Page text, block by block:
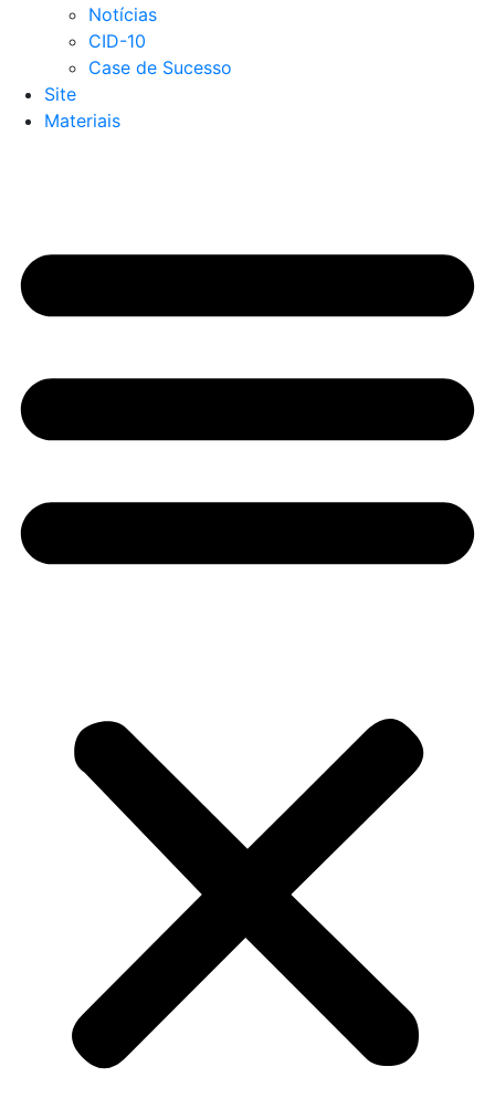
Notícias
CID-10
Case de Sucesso
Site
Materiais